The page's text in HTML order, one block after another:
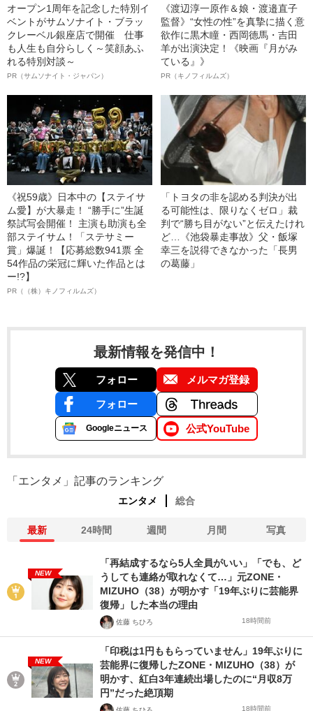
オープン1周年を記念した特別イ
ベントがサムソナイト・ブラッ
クレーベル銀座店で開催 仕事
も人生も自分らしく～笑顔あふ
れる特別対談～
PR（サムソナイト・ジャパン）
《渡辺淳一原作＆娘・渡邉直子
監督》“女性の性”を真摯に描く意
欲作に黒木瞳・西岡德馬・吉田
羊が出演決定！《映画『月がみ
ている』》
PR（キノフィルムズ）
《祝59歳》日本中の【ステイサ
ム愛】が大暴走！ “勝手に”生誕
祭試写会開催！ 主演も助演も全
部ステイサム！「ステサミー
賞」爆誕！【応募総数941票 全
54作品の栄冠に輝いた作品とは
ー!?】
PR（（株）キノフィルムズ）
「トヨタの非を認める判決が出
る可能性は、限りなくゼロ」裁
判で“勝ち目がない”と伝えたけれ
ど…《池袋暴走事故》父・飯塚
幸三を説得できなかった「長男
の葛藤」
最新情報を発信中！
フォロー メルマガ登録
フォロー
Googleニュース 公式YouTube
「エンタメ」記事のランキング
エンタメ 総合
最新 24時間 週間 月間 写真
NEW
「再結成するなら5人全員がいい」「でも、ど
うしても連絡が取れなくて…」元ZONE・
MIZUHO（38）が明かす「19年ぶりに芸能界
復帰」した本当の理由
佐藤 ちひろ 18時間前
NEW
「印税は1円ももらっていません」19年ぶりに
芸能界に復帰したZONE・MIZUHO（38）が
明かす、紅白3年連続出場したのに“月収8万
円”だった絶頂期
18時間前